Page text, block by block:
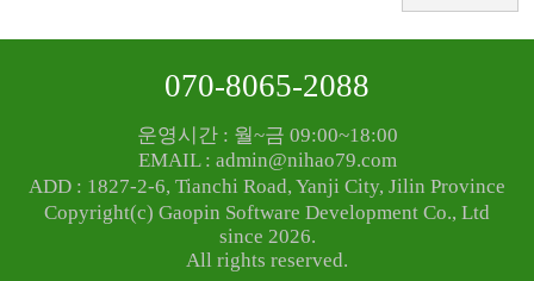
070-8065-2088
운영시간 : 월~금 09:00~18:00
EMAIL : admin@nihao79.com
ADD : 1827-2-6, Tianchi Road, Yanji City, Jilin Province
Copyright(c) Gaopin Software Development Co., Ltd
since 2026.
All rights reserved.